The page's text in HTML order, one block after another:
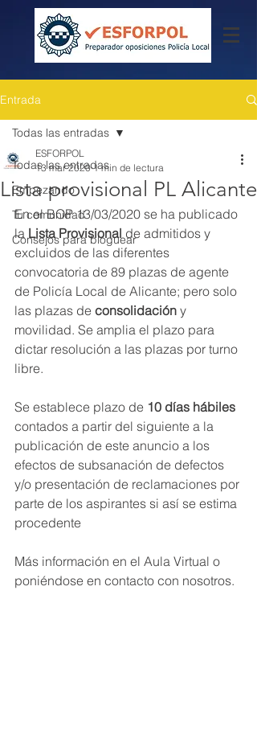
Entrada
Todas las entradas
Empezando
Tu comunidad
Consejos para bloguear
Todas las entradas
Lista provisional PL Alicante
ESFORPOL
13 mar 2020 1 min de lectura
En el BOP 13/03/2020 se ha publicado
la Lista Provisional de admitidos y
excluidos de las diferentes
convocatoria de 89 plazas de agente
de Policía Local de Alicante; pero solo
las plazas de consolidación y
movilidad. Se amplia el plazo para
dictar resolución a las plazas por turno
libre.
Se establece plazo de 10 días hábiles
contados a partir del siguiente a la
publicación de este anuncio a los
efectos de subsanación de defectos
y/o presentación de reclamaciones por
parte de los aspirantes si así se estima
procedente
Más información en el Aula Virtual o
poniéndose en contacto con nosotros.